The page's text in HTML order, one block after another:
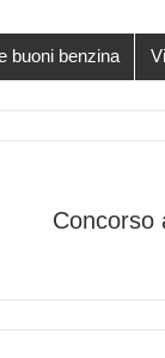
buoni benzina
Concorso